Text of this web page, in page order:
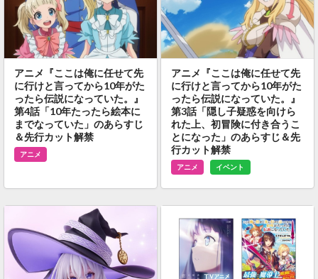
アニメ『ここは俺に任せて先
に行けと言ってから10年がた
ったら伝説になっていた。』
第4話「10年たったら絵本に
までなっていた」のあらすじ
＆先行カット解禁
アニメ
アニメ『ここは俺に任せて先
に行けと言ってから10年がた
ったら伝説になっていた。』
第3話「隠し子疑惑を向けら
れた上、初冒険に付き合うこ
とになった」のあらすじ＆先
行カット解禁
アニメ イベント